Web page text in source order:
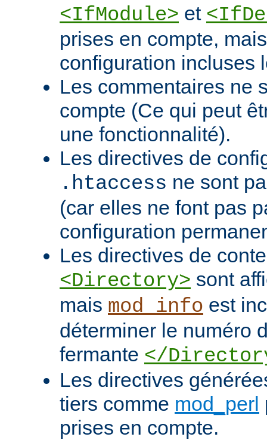
<IfModule> et
prises en compte,
configuration incluses
Les commentaires ne
compte (Ce qui peut
une fonctionnalité).
Les directives de
.htaccess ne sont
(car elles ne font pas
configuration
Les directives de
<Directory> sont
mais mod_info est
déterminer le numéro
fermante </
Les directives
tiers comme mod_perl
prises en compte.